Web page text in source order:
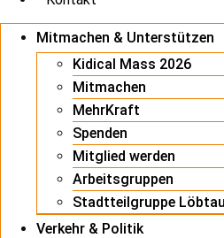
Mitmachen & Unterstützen
Kidical Mass 2026
Mitmachen
MehrKraft
Spenden
Mitglied werden
Arbeitsgruppen
Stadtteilgruppe Löbtau
Verkehr & Politik